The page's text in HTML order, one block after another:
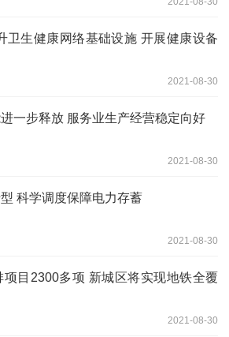
卫生健康网络基础设施 开展健康设备
2021-08-30
一步释放 服务业生产经营稳定向好
2021-08-30
科学调度保障电力存蓄
2021-08-30
目2300多项 新城区将实现地铁全覆
2021-08-30